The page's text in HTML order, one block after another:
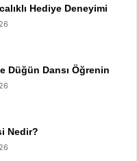
Hediye Deneyimi
Düğün Dansı Öğrenin
Nedir?